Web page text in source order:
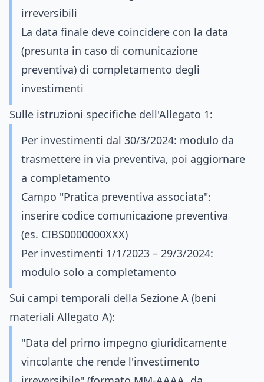
irreversibili
La data finale deve coincidere con la data
(presunta in caso di comunicazione
preventiva) di completamento degli
investimenti
Sulle istruzioni specifiche dell'Allegato 1:
Per investimenti dal 30/3/2024: modulo da
trasmettere in via preventiva, poi aggiornare
a completamento
Campo "Pratica preventiva associata":
inserire codice comunicazione preventiva
(es. CIBS0000000XXX)
Per investimenti 1/1/2023 – 29/3/2024:
modulo solo a completamento
Sui campi temporali della Sezione A (beni
materiali Allegato A):
"Data del primo impegno giuridicamente
vincolante che rende l'investimento